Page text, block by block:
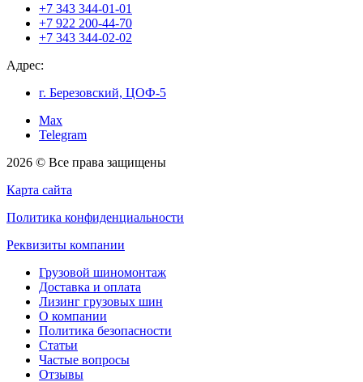
+7 343 344-01-01
+7 922 200-44-70
+7 343 344-02-02
Адрес:
г. Березовский, ЦОФ-5
Max
Telegram
2026 © Все права защищены
Карта сайта
Политика конфиденциальности
Реквизиты компании
Грузовой шиномонтаж
Доставка и оплата
Лизинг грузовых шин
О компании
Политика безопасности
Статьи
Частые вопросы
Отзывы